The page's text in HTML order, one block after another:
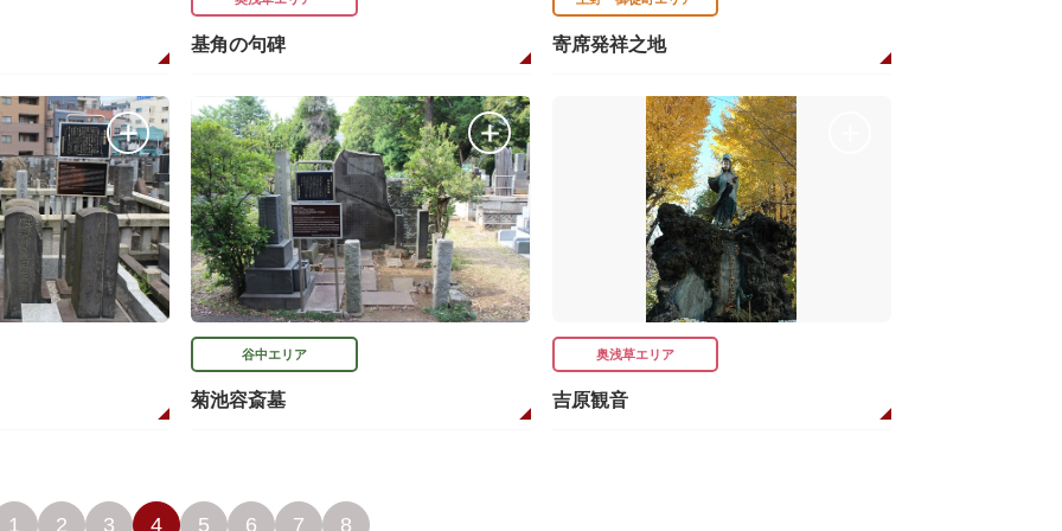
基角の句碑 寄席発祥之地
谷中エリア
菊池容斎墓
奥浅草エリア
吉原観音
1 2 3 4 5 6 7 8